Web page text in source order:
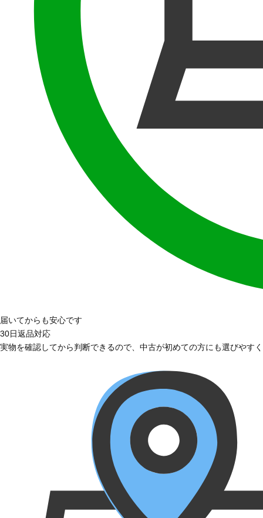
届いてからも安心です
30日返品対応
実物を確認してから判断できるので、中古が初めての方にも選びやす